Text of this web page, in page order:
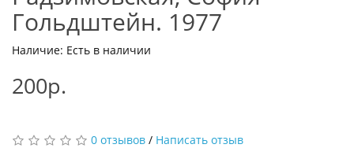
Гольдштейн. 1977
Наличие: Есть в наличии
200р.
0 отзывов / Написать отзыв